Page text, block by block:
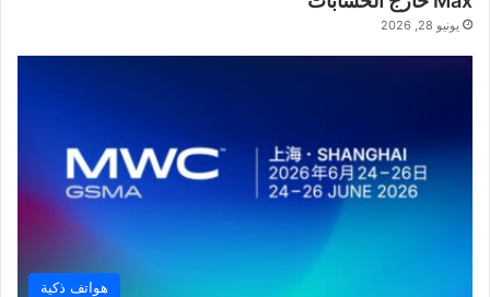
يونيو 28, 2026
هواتف ذكية